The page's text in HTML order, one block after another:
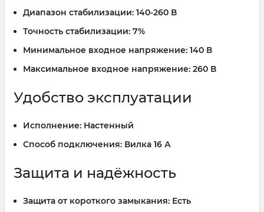
Диапазон стабилизации: 140-260 В
Точность стабилизации: 7%
Минимальное входное напряжение: 140 В
Максимальное входное напряжение: 260 В
Удобство эксплуатации
Исполнение: Настенный
Способ подключения: Вилка 16 А
Защита и надёжность
Защита от короткого замыкания: Есть